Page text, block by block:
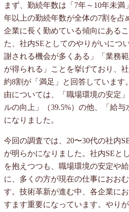
まず、勤続年数は「7年～10年未満
年以上の勤続年数が全体の7割を占
企業に長く勤めている傾向にある
た、社内SEとしてのやりがいにつ
謝される機会が多くある」「業務
が得られる」ことを挙げており、
約8割が「満足」と回答しています
由については、「職場環境の安定
ルの向上」（39.5%）の他、「給与
になりました。
今回の調査では、20〜30代の社内
が明らかになりました。社内SEと
を抱えつつも、職場環境の安定や
に、多くの方が現在の仕事におお
す。技術革新が進む中、各企業に
すます重要になっています。やり